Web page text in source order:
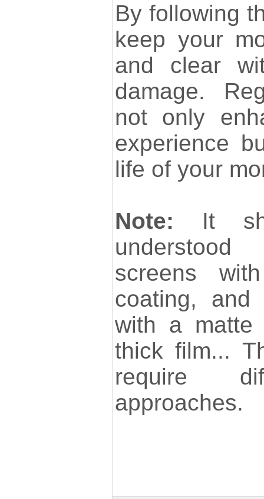
By following
keep your
and clear
damage.
not only
experience
life of your
Note: It
screens
coating, and
with a matte
thick film...
require
approaches.